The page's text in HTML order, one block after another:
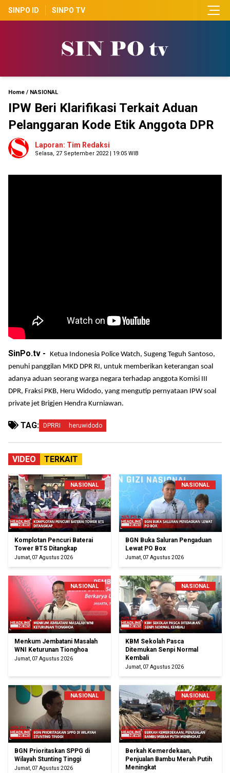
SINPO ID SINPO TV
Home / NASIONAL
IPW Beri Klarifikasi Terkait Aduan
Pelanggaran Kode Etik Anggota DPR
Laporan: Tim Redaksi
Selasa, 27 September 2022 | 19:05 WIB
SinPo.tv - Ketua Indonesia Police Watch, Sugeng Teguh Santoso,
penuhi panggilan MKD DPR RI, untuk memberikan keterangan soal
adanya aduan seorang warga negara terhadap anggota Komisi III
DPR, Fraksi PKB, Heru Widodo, yang mengutip pernyataan IPW soal
private jet Brigjen Hendra Kurniawan.
TAG: DPRRI heruwidodo
VIDEO TERKAIT
NASIONAL
Komplotan Pencuri Baterai
Tower BTS Ditangkap
Jumat, 07 Agustus 2026
NASIONAL
BGN Buka Saluran Pengaduan
Lewat PO Box
Jumat, 07 Agustus 2026
NASIONAL
Menkum Jembatani Masalah
WNI Keturunan Tionghoa
Jumat, 07 Agustus 2026
NASIONAL
KBM Sekolah Pasca
Ditemukan Senpi Normal
Kembali
Jumat, 07 Agustus 2026
NASIONAL
BGN Prioritaskan SPPG di
Wilayah Stunting Tinggi
Jumat, 07 Agustus 2026
NASIONAL
Berkah Kemerdekaan,
Penjualan Bambu Merah Putih
Meningkat